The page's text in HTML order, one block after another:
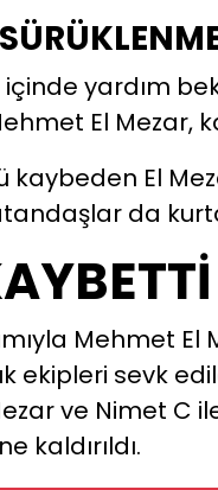
yardım
El Mezar,
kaybeden El
da
Mehmet El
ekipleri sevk
ve Nimet C
kaldırıldı.